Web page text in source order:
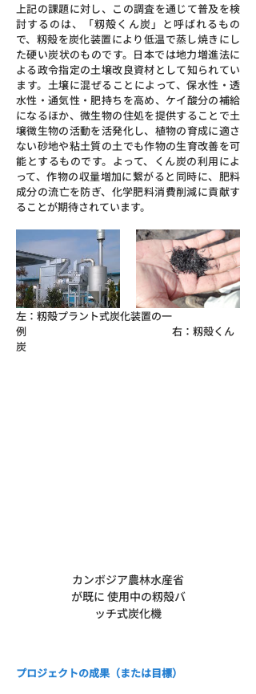
上記の課題に対し、この調査を通じて普及を検
討するのは、「籾殻くん炭」と呼ばれるもの
で、籾殻を炭化装置により低温で蒸し焼きにし
た硬い炭状のものです。日本では地力増進法に
よる政令指定の土壌改良資材として知られてい
ます。土壌に混ぜることによって、保水性・透
水性・通気性・肥持ちを高め、ケイ酸分の補給
になるほか、微生物の住処を提供することで土
壌微生物の活動を活発化し、植物の育成に適さ
ない砂地や粘土質の土でも作物の生育改善を可
能とするものです。よって、くん炭の利用によ
って、作物の収量増加に繋がると同時に、肥料
成分の流亡を防ぎ、化学肥料消費削減に貢献す
ることが期待されています。
左：籾殻プラント式炭化装置の一
例　　　　　　　　　　　　　　右：籾殻くん
炭
カンボジア農林水産省
が既に 使用中の籾殻バ
ッチ式炭化機
プロジェクトの成果（または目標）